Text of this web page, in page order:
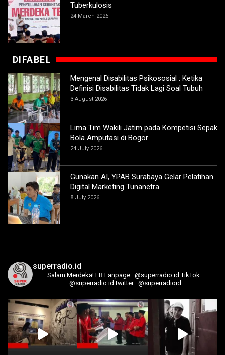
Tuberkulosis
24 March 2026
DIFABEL
Mengenal Disabilitas Psikososial : Ketika
Definisi Disabilitas Tidak Lagi Soal Tubuh
3 August 2026
Lima Tim Wakili Jatim pada Kompetisi Sepak
Bola Amputasi di Bogor
24 July 2026
Gunakan AI, YPAB Surabaya Gelar Pelatihan
Digital Marketing Tunanetra
8 July 2026
superradio.id
Salam Merdeka! FB Fanpage : @superradio.id TikTok :
@superradio.id twitter : @superradioid